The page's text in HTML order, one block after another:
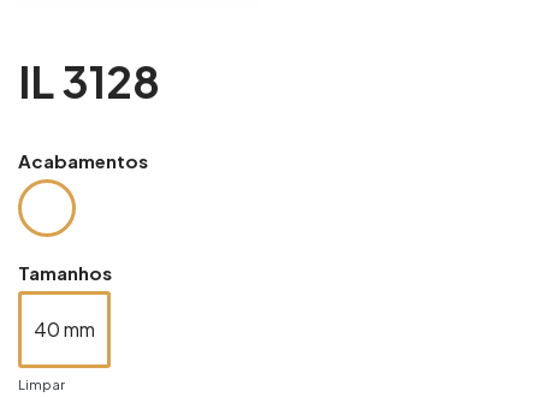
IL 3128
Acabamentos
Tamanhos
40 mm
Limpar